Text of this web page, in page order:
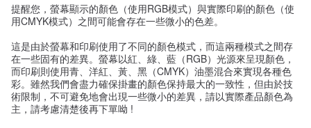
提醒您，螢幕顯示的顏色（使用RGB模式）與實際印刷的顏色（使
用CMYK模式）之間可能會存在一些微小的色差。
這是由於螢幕和印刷使用了不同的顏色模式，而這兩種模式之間存
在一些固有的差異。螢幕以紅、綠、藍（RGB）光源來呈現顏色，
而印刷則使用青、洋紅、黃、黑（CMYK）油墨混合來實現各種色
彩。雖然我們會盡力確保掛畫的顏色保持最大的一致性，但由於技
術限制，不可避免地會出現一些微小的差異，請以實際產品顏色為
主，請考慮清楚後再下單呦 !